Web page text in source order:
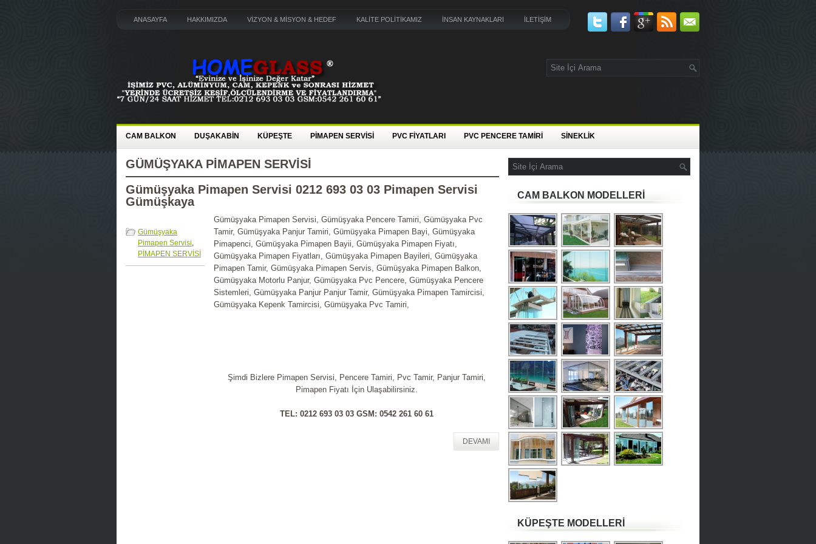
ANASAYFA HAKKIMIZDA VİZYON & MİSYON & HEDEF KALİTE POLİTİKAMIZ İNSAN KAYNAKLARI İLETİŞİM
CAM BALKON DUŞAKABİN KÜPEŞTE PİMAPEN SERVİSİ PVC FİYATLARI PVC PENCERE TAMİRİ SİNEKLİK
GÜMÜŞYAKA PIMAPEN SERVISI
Gümüşyaka Pimapen Servisi 0212 693 03 03 Pimapen Servisi
Gümüşkaya
Gümüşyaka
Pimapen Servisi,
PİMAPEN SERVİSİ
Gümüşyaka Pimapen Servisi, Gümüşyaka Pencere Tamiri, Gümüşyaka Pvc
Tamir, Gümüşyaka Panjur Tamiri, Gümüşyaka Pimapen Bayi, Gümüşyaka
Pimapenci, Gümüşyaka Pimapen Bayii, Gümüşyaka Pimapen Fiyatı,
Gümüşyaka Pimapen Fiyatları, Gümüşyaka Pimapen Bayileri, Gümüşyaka
Pimapen Tamir, Gümüşyaka Pimapen Servis, Gümüşyaka Pimapen Balkon,
Gümüşyaka Motorlu Panjur, Gümüşyaka Pvc Pencere, Gümüşyaka Pencere
Sistemleri, Gümüşyaka Panjur Panjur Tamir, Gümüşyaka Pimapen Tamircisi,
Gümüşyaka Kepenk Tamircisi, Gümüşyaka Pvc Tamiri,
Şimdi Bizlere Pimapen Servisi, Pencere Tamiri, Pvc Tamir, Panjur Tamiri,
Pimapen Fiyatı İçin Ulaşabilirsiniz.
TEL: 0212 693 03 03 GSM: 0542 261 60 61
DEVAMI
CAM BALKON MODELLERİ
KÜPEŞTE MODELLERİ